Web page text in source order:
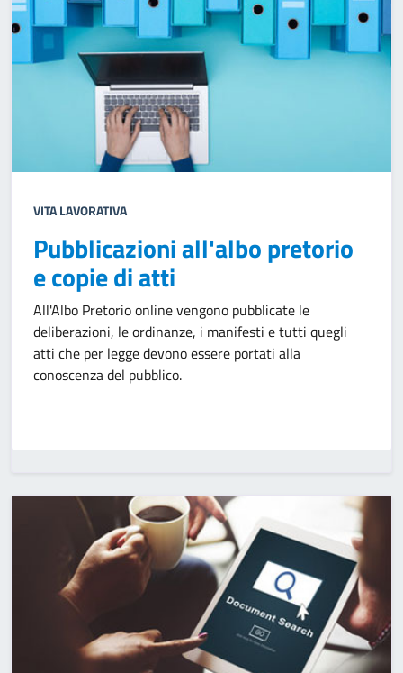
VITA LAVORATIVA
Pubblicazioni all'albo pretorio
e copie di atti
All'Albo Pretorio online vengono pubblicate le
deliberazioni, le ordinanze, i manifesti e tutti quegli
atti che per legge devono essere portati alla
conoscenza del pubblico.